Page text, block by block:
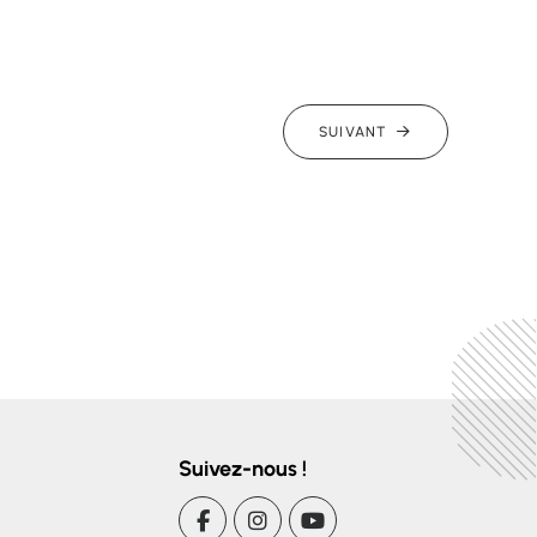
SUIVANT
Suivez-nous !